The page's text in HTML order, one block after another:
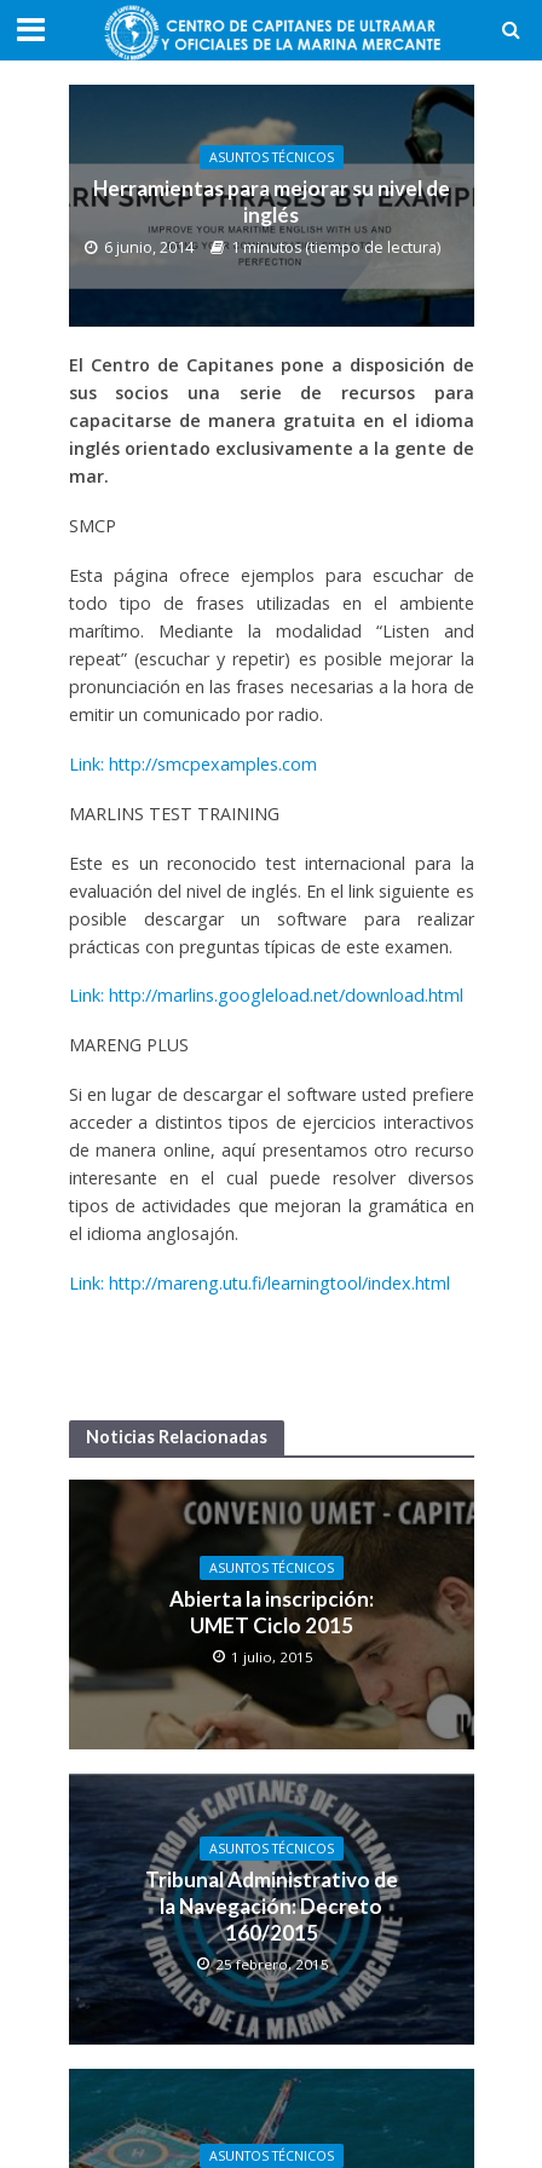
ASUNTOS TÉCNICOS
Herramientas para mejorar su nivel de
inglés
6 junio, 2014 1 minutos (tiempo de lectura)
El Centro de Capitanes pone a disposición de
sus socios una serie de recursos para
capacitarse de manera gratuita en el idioma
inglés orientado exclusivamente a la gente de
mar.
SMCP
Esta página ofrece ejemplos para escuchar de
todo tipo de frases utilizadas en el ambiente
marítimo. Mediante la modalidad “Listen and
repeat” (escuchar y repetir) es posible mejorar la
pronunciación en las frases necesarias a la hora de
emitir un comunicado por radio.
Link: http://smcpexamples.com
MARLINS TEST TRAINING
Este es un reconocido test internacional para la
evaluación del nivel de inglés. En el link siguiente es
posible descargar un software para realizar
prácticas con preguntas típicas de este examen.
Link: http://marlins.googleload.net/download.html
MARENG PLUS
Si en lugar de descargar el software usted prefiere
acceder a distintos tipos de ejercicios interactivos
de manera online, aquí presentamos otro recurso
interesante en el cual puede resolver diversos
tipos de actividades que mejoran la gramática en
el idioma anglosajón.
Link: http://mareng.utu.fi/learningtool/index.html
Noticias Relacionadas
ASUNTOS TÉCNICOS
Abierta la inscripción:
UMET Ciclo 2015
1 julio, 2015
ASUNTOS TÉCNICOS
Tribunal Administrativo de
la Navegación: Decreto
160/2015
25 febrero, 2015
ASUNTOS TÉCNICOS